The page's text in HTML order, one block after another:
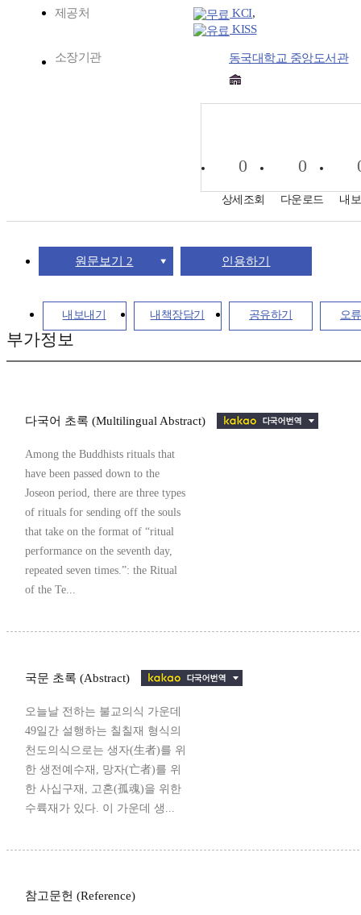
제공처 KCI,
KISS
소장기관 동국대학교 중앙도서관
0
상세조회
0
다운로드 내
원문보기 2 인용하기
내보내기 내책장담기 공유하기 오
부가정보
다국어 초록 (Multilingual Abstract)
Among the Buddhists rituals that
have been passed down to the
Joseon period, there are three types
of rituals for sending off the souls
that take on the format of “ritual
performance on the seventh day,
repeated seven times.”: the Ritual
of the Te...
국문 초록 (Abstract)
오늘날 전하는 불교의식 가운데
49일간 설행하는 칠칠재 형식의
천도의식으로는 생자(生者)를 위
한 생전예수재, 망자(亡者)를 위
한 사십구재, 고혼(孤魂)을 위한
수륙재가 있다. 이 가운데 생...
참고문헌 (Reference)